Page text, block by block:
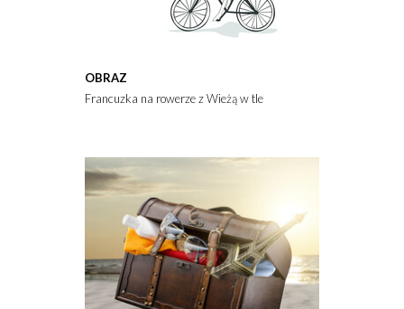
OBRAZ
Francuzka na rowerze z Wieżą w tle